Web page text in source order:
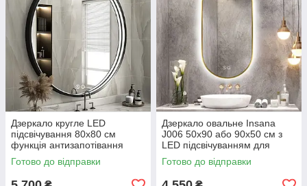
Дзеркало кругле LED
підсвічування 80х80 см
функція антизапотівання
Insana J-016 для ванної
кімнати
Готово до відправки
Дзеркало овальне Insana
J006 50x90 або 90х50 см з
LED підсвічуванням для
ванної кімнати
Готово до відправки